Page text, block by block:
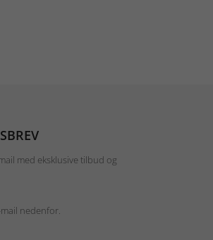
med eksklusive tilbud og
nedenfor.